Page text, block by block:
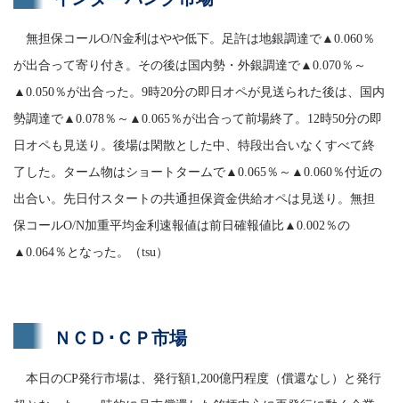
無担保コールO/N金利はやや低下。足許は地銀調達で▲0.060％
が出合って寄り付き。その後は国内勢・外銀調達で▲0.070％～
▲0.050％が出合った。9時20分の即日オペが見送られた後は、国内
勢調達で▲0.078％～▲0.065％が出合って前場終了。12時50分の即
日オペも見送り。後場は閑散とした中、特段出合いなくすべて終
了した。ターム物はショートタームで▲0.065％～▲0.060％付近の
出合い。先日付スタートの共通担保資金供給オペは見送り。無担
保コールO/N加重平均金利速報値は前日確報値比▲0.002％の
▲0.064％となった。（tsu）
ＮＣＤ･ＣＰ市場
本日のCP発行市場は、発行額1,200億円程度（償還なし）と発行